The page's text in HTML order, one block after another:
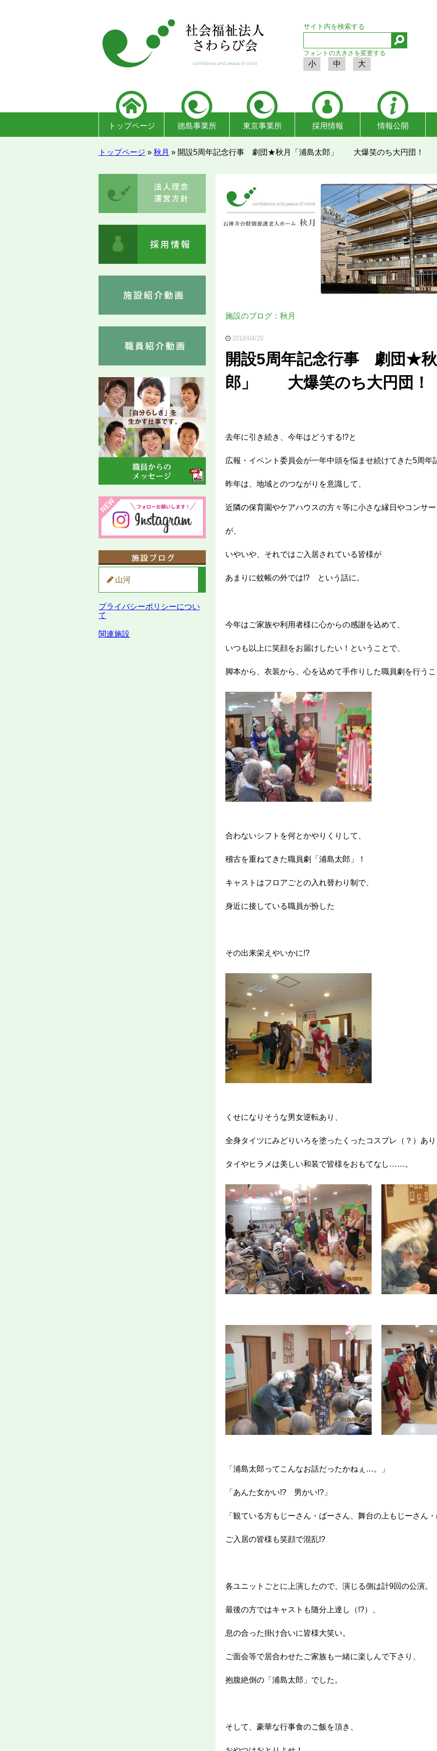
サイト内を検索する
フォントの大きさを変更する
小 中 大
トップページ 徳島事業所 東京事業所 採用情報 情報公開
トップページ » 秋月 » 開設5周年記念行事 劇団★秋月「浦島太郎」 大爆笑のち大円団！
施設のブログ：秋月
2018/04/20
開設5周年記念行事 劇団★
郎」 大爆笑のち大円団！
去年に引き続き、今年はどうする!?と
広報・イベント委員会が一年中頭を悩ませ続けてきた5周年
昨年は、地域とのつながりを意識して、
近隣の保育園やケアハウスの方々等に小さな縁日やコンサ
が、
いやいや、それではご入居されている皆様が
あまりに蚊帳の外では!? という話に。
今年はご家族や利用者様に心からの感謝を込めて、
いつも以上に笑顔をお届けしたい！ということで、
脚本から、衣装から、心を込めて手作りした職員劇を行う
合わないシフトを何とかやりくりして、
稽古を重ねてきた職員劇「浦島太郎」！
キャストはフロアごとの入れ替わり制で、
身近に接している職員が扮した
その出来栄えやいかに!?
くせになりそうな男女逆転あり、
全身タイツにみどりいろを塗ったくったコスプレ（？）あ
タイやヒラメは美しい和装で皆様をおもてなし……。
「浦島太郎ってこんなお話だったかねぇ…。」
「あんた女かい!? 男かい!?」
「観ている方もじーさん・ばーさん、舞台の上もじーさん
ご入居の皆様も笑顔で混乱!?
各ユニットごとに上演したので、演じる側は計9回の公演。
最後の方ではキャストも随分上達し（!?）、
息の合った掛け合いに皆様大笑い。
ご面会等で居合わせたご家族も一緒に楽しんで下さり、
抱腹絶倒の「浦島太郎」でした。
そして、豪華な行事食のご飯を頂き、
山河
プライバシーポリシーについ
て
関連施設